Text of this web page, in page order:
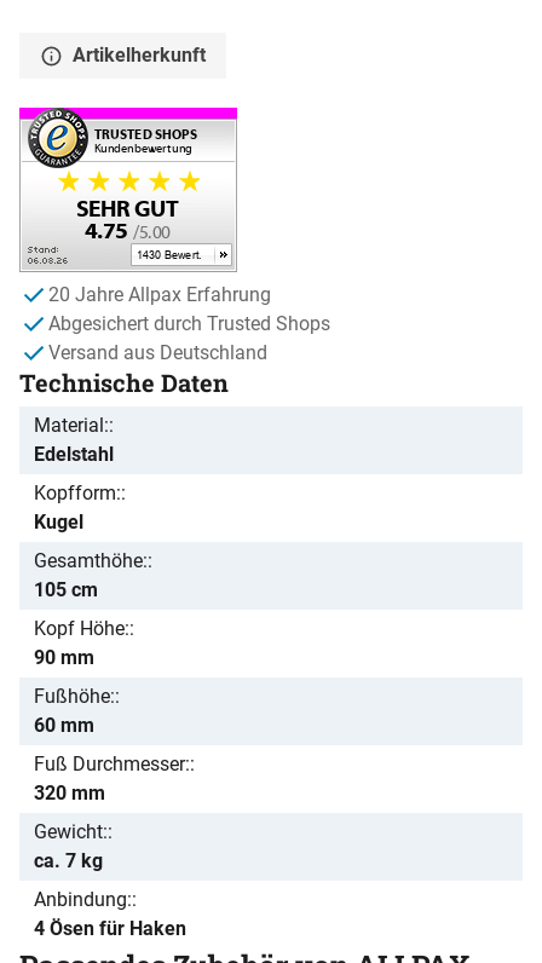
Artikelherkunft
20 Jahre Allpax Erfahrung
Abgesichert durch Trusted Shops
Versand aus Deutschland
Technische Daten
Material:
Edelstahl
Kopfform:
Kugel
Gesamthöhe:
105 cm
Kopf Höhe:
90 mm
Fußhöhe:
60 mm
Fuß Durchmesser:
320 mm
Gewicht:
ca. 7 kg
Anbindung:
4 Ösen für Haken